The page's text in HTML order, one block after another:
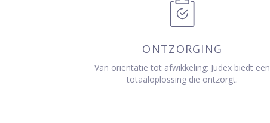
ONTZORGING
Van oriëntatie tot afwikkeling: Judex biedt een
totaaloplossing die ontzorgt.